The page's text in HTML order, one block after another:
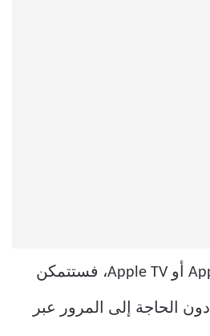
إذا كان لديك جهاز Apple أو Apple TV، فستتمكن
من استخدام Airplay دون الحاجة إلى المرور عبر